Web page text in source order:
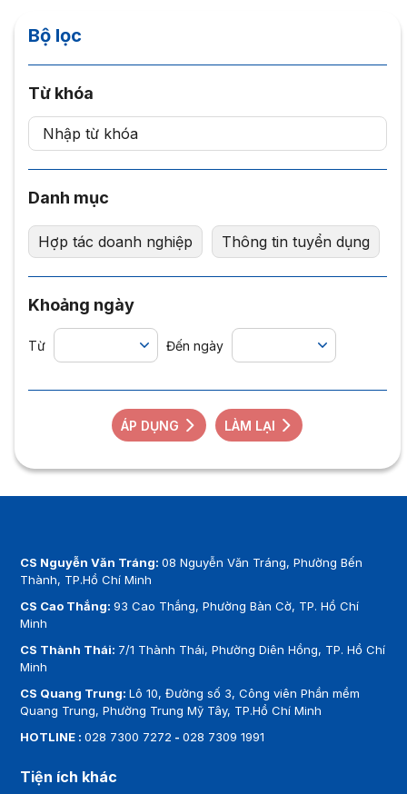
Bộ lọc
Từ khóa
Danh mục
Hợp tác doanh nghiệp Thông tin tuyển dụng
Khoảng ngày
Từ Đến ngày
ÁP DỤNG LÀM LẠI
CS Nguyễn Văn Tráng:08 Nguyễn Văn Tráng, Phường Bến
Thành, TP.Hồ Chí Minh
CS Cao Thắng:93 Cao Thắng, Phường Bàn Cờ, TP. Hồ Chí
Minh
CS Thành Thái: 7/1 Thành Thái, Phường Diên Hồng, TP. Hồ Chí
Minh
CS Quang Trung:Lô 10, Đường số 3, Công viên Phần mềm
Quang Trung, Phường Trung Mỹ Tây, TP.Hồ Chí Minh
HOTLINE :028 7300 7272 -028 7309 1991
Tiện ích khác